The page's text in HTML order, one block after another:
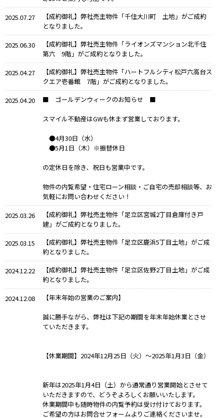
2025.07.27
【成約御礼】弊社売主物件「千住大川町 土地」がご成約
となりました。
2025.06.30
【成約御礼】弊社売主物件「ライオンズマンション北千住
第六 9階」がご成約となりました。
2025.04.27
【成約御礼】弊社売主物件「ハートフルシティ松戸六高台ス
クエア壱番館 7階」がご成約となりました。
2025.04.20 ■ ゴールデンウィークのお知らせ ■
スマイル不動産はGWも休まず営業しております。
●4月30日（水）
●5月1日（木）※振替休日
の定休日を除き、祝日も営業中です。
物件の内覧希望・住宅ローン相談・ご自宅の売却相談等、お
気軽にお問い合わせください！
2025.03.26
【成約御礼】弊社売主物件「足立区宮城2丁目倉庫付き戸
建」がご成約となりました。
2025.03.15
【成約御礼】弊社売主物件「足立区鹿浜5丁目土地」がご成
約となりました。
2024.12.22
【成約御礼】弊社売主物件「足立区佐野2丁目土地」がご成
約となりました。
2024.12.08 【年末年始の営業のご案内】
誠に勝手ながら、弊社は下記の期間を年末年始休業とさせ
ていただきます。
【休業期間】2024年12月25日（火）～2025年1月3日（金）
新年は2025年1月4日（土）から通常通り営業開始とさせて
いただきますので、どうぞよろしくお願いいたします。
休業期間中も随時物件の内覧予約は受け付けております。
ご希望の方はお問合せフォームよりご連絡くださいませ。